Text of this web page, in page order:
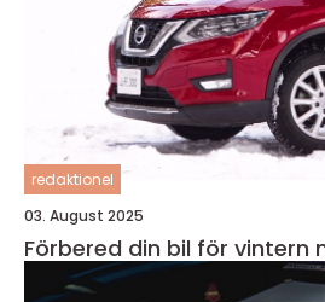
redaktionel
03. August 2025
Förbered din bil för vintern